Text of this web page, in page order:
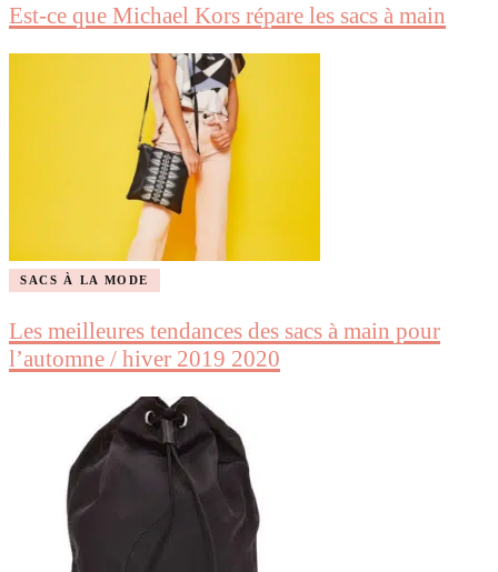
Est-ce que Michael Kors répare les sacs à main
SACS À LA MODE
Les meilleures tendances des sacs à main pour
l’automne / hiver 2019 2020